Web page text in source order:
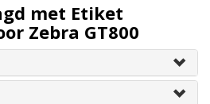
met Etiket
Zebra GT800